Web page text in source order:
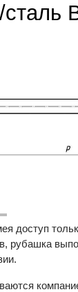
доступ
рубашка